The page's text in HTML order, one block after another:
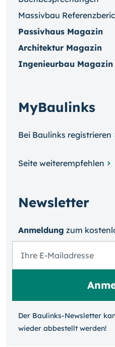
Massivbau
Passivhaus Magazin
Architektur Magazin
Ingenieurbau Magazin
MyBaulinks
Bei Baulinks registrieren
Seite weiterempfehlen
Newsletter
Anmeldung zum
Der Baulinks-Newsletter
wieder ab­bestellt werden!